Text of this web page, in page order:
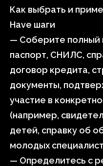
Как выбрать и
Have шаги
— Соберите полный
паспорт, СНИЛС,
договор кредита,
документы,
участие в
(например,
детей, справку об
молодых
— Определитесь с